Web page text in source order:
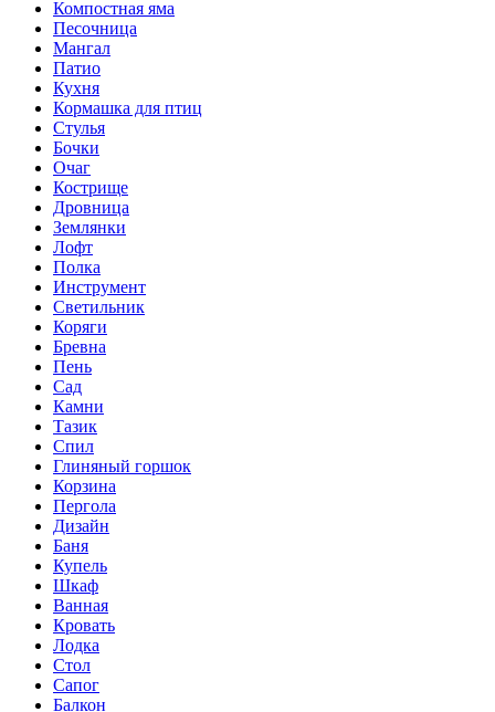
Компостная яма
Песочница
Мангал
Патио
Кухня
Кормашка для птиц
Стулья
Бочки
Очаг
Кострище
Дровница
Землянки
Лофт
Полка
Инструмент
Светильник
Коряги
Бревна
Пень
Сад
Камни
Тазик
Спил
Глиняный горшок
Корзина
Пергола
Дизайн
Баня
Купель
Шкаф
Ванная
Кровать
Лодка
Стол
Сапог
Балкон